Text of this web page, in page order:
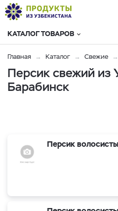
КАТАЛОГ ТОВАРОВ
Главная Каталог Свежие
Персик свежий из
Барабинск
Персик